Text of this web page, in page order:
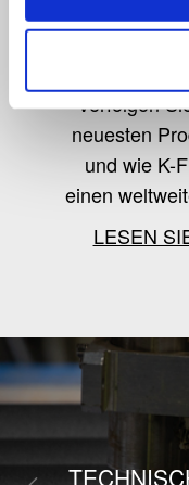
K-Flex
Verfolgen
neuesten
und wie K-
einen
LESEN